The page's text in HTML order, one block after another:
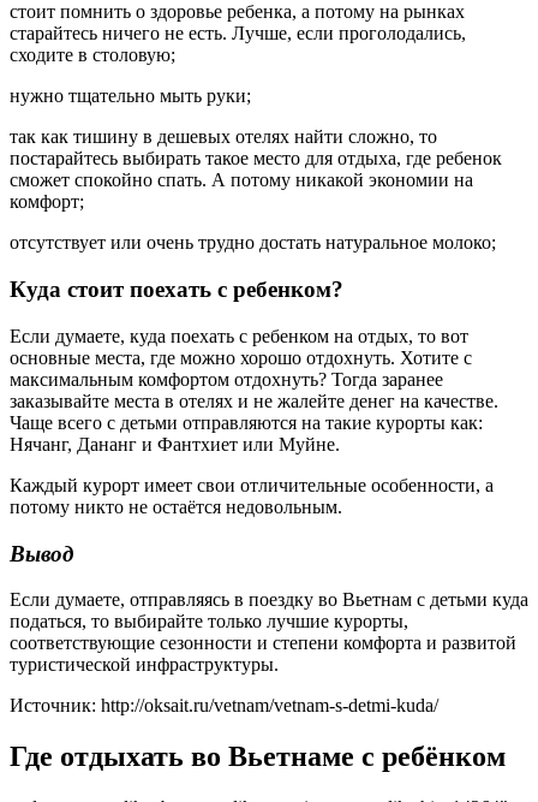
стоит помнить о здоровье ребенка, а потому на рынках
старайтесь ничего не есть. Лучше, если проголодались,
сходите в столовую;
нужно тщательно мыть руки;
так как тишину в дешевых отелях найти сложно, то
постарайтесь выбирать такое место для отдыха, где ребенок
сможет спокойно спать. А потому никакой экономии на
комфорт;
отсутствует или очень трудно достать натуральное молоко;
Куда стоит поехать с ребенком?
Если думаете, куда поехать с ребенком на отдых, то вот
основные места, где можно хорошо отдохнуть. Хотите с
максимальным комфортом отдохнуть? Тогда заранее
заказывайте места в отелях и не жалейте денег на качестве.
Чаще всего с детьми отправляются на такие курорты как:
Нячанг, Дананг и Фантхиет или Муйне.
Каждый курорт имеет свои отличительные особенности, а
потому никто не остаётся недовольным.
Вывод
Если думаете, отправляясь в поездку во Вьетнам с детьми куда
податься, то выбирайте только лучшие курорты,
соответствующие сезонности и степени комфорта и развитой
туристической инфраструктуры.
Источник: http://oksait.ru/vetnam/vetnam-s-detmi-kuda/
Где отдыхать во Вьетнаме с ребёнком